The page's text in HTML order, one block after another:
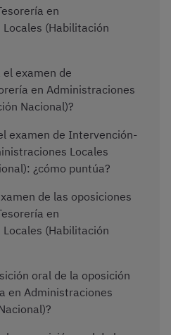
en
(Habilitación
el examen de
en Administraciones
Nacional)?
examen de Intervención-
Locales
¿cómo puntúa?
de las oposiciones
en
(Habilitación
oral de la oposición
en Administraciones